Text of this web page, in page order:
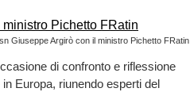
Giuseppe Argirò con il ministro Pichetto FRatin
di confronto e riflessione
Europa, riunendo esperti del